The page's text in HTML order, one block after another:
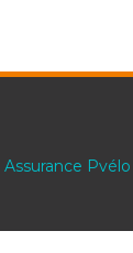
Assurance Pvélo